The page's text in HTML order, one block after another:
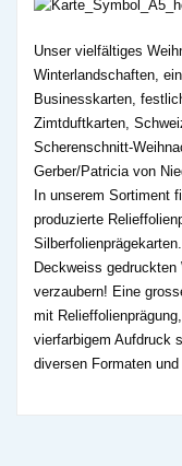
Unser vielfältiges
Winterlandschaften,
Businesskarten,
Zimtduftkarten,
Scherenschnitt-
Gerber/Patricia von
In unserem Sortiment
produzierte
Deckweiss
verzaubern! Eine
mit
vierfarbigem Aufdruck
diversen Formaten